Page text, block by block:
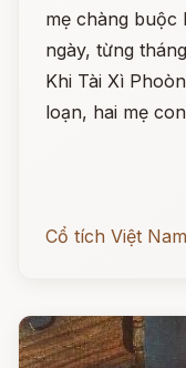
mẹ chàng buộc
ngày, từng
Khi Tài Xì
loạn, hai mẹ
Cổ tích Việt Nam